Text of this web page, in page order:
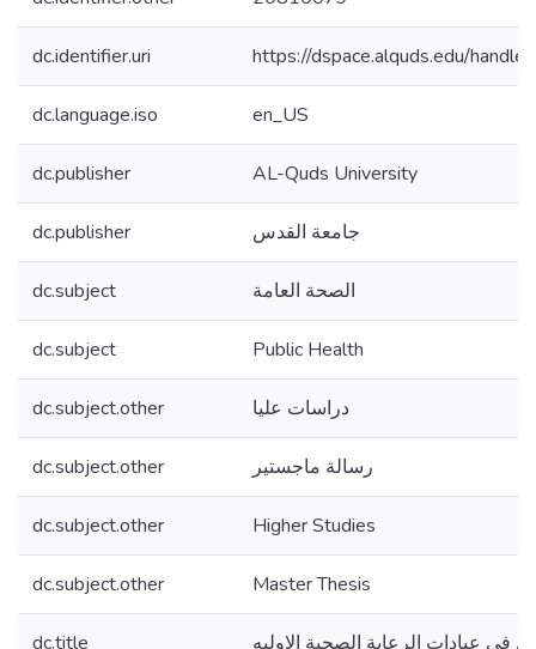
dc.identifier.uri https://dspace.alquds.edu/
dc.language.iso en_US
dc.publisher AL-Quds University
dc.publisher جامعة القدس
dc.subject الصحة العامة
dc.subject Public Health
dc.subject.other دراسات عليا
dc.subject.other رسالة ماجستير
dc.subject.other Higher Studies
dc.subject.other Master Thesis
dc.title
في عيادات الرعاية الصحية الاوليه